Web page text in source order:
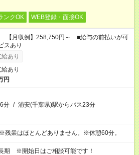
ンクOK WEB登録・面接OK
【月収例】258,750円～ ■給与の前払いが可
スあり
あり
あり
円
分 / 浦安(千葉県)駅からバス23分
業はほとんどありません。※休憩60分。
期 ※開始日はご相談可能です！